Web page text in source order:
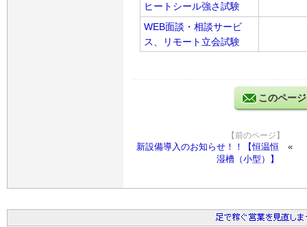
ヒートシール強さ試験
WEB面談・相談サービ
ス、リモート立会試験
このペー
【前のページ】
新設備導入のお知らせ！！【恒温恒
湿槽（小型）】